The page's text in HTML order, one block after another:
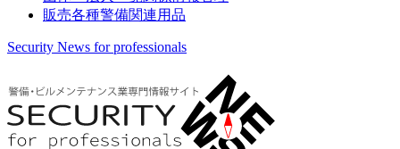
販売各種警備関連用品
Security News for professionals